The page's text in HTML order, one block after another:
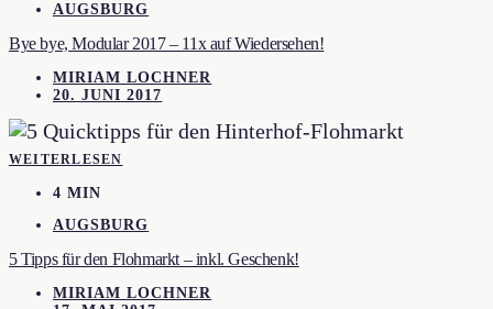
AUGSBURG
Bye bye, Modular 2017 – 11x auf Wiedersehen!
MIRIAM LOCHNER
20. JUNI 2017
WEITERLESEN
4 MIN
AUGSBURG
5 Tipps für den Flohmarkt – inkl. Geschenk!
MIRIAM LOCHNER